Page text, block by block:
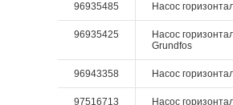
96935485 Насос
96935425
Насос
Grundfos
96943358 Насос
97516713 Насос